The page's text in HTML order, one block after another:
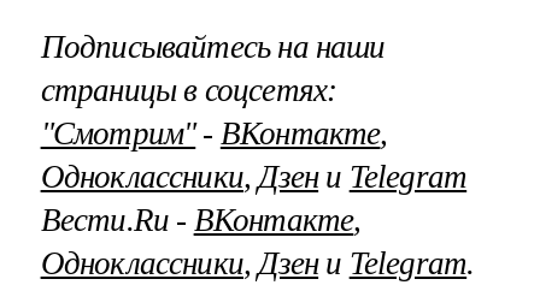
Подписывайтесь на наши
страницы в соцсетях:
"Смотрим"‐ ВКонтакте,
Одноклассники, Дзени Telegram
Вести.Ru ‐ ВКонтакте,
Одноклассники, Дзени Telegram.